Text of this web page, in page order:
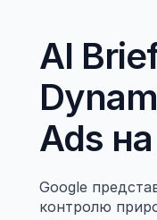
AI Brief
Ads
Google
контролю